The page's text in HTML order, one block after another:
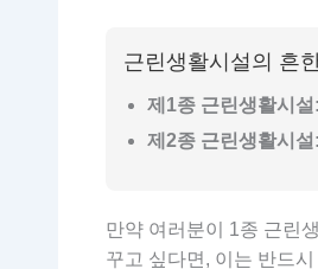
근린생활시설의 흔
제1종 근린생활시설:
제2종 근린생활시설:
만약 여러분이 1종 근린
꾸고 싶다면, 이는 반드